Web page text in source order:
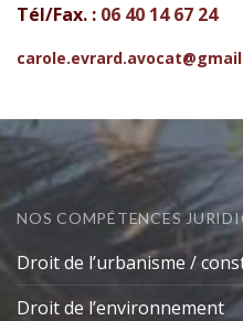
Tél/Fax. : 06 40 14 67 24
NOS COMPÉTENCES
Droit de l’urbanisme /
Droit de l’environnement